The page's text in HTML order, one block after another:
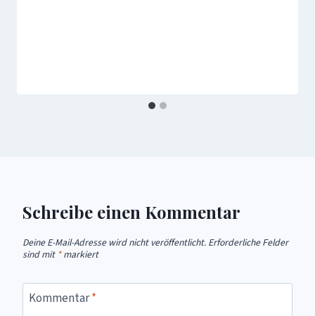
Schreibe einen Kommentar
Deine E-Mail-Adresse wird nicht veröffentlicht. Erforderliche Felder
sind mit *markiert
Kommentar*